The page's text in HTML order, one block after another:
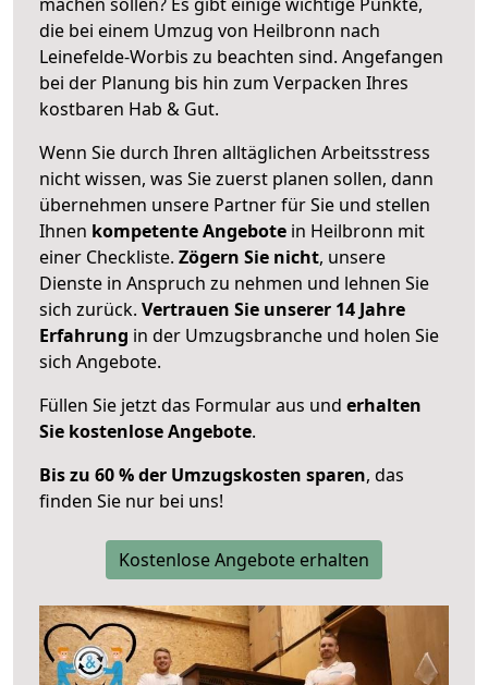
die bei einem Umzug von Heilbronn nach
Leinefelde-Worbis zu beachten sind. Angefangen
bei der Planung bis hin zum Verpacken Ihres
kostbaren Hab & Gut.
Wenn Sie durch Ihren alltäglichen Arbeitsstress
nicht wissen, was Sie zuerst planen sollen, dann
übernehmen unsere Partner für Sie und stellen
Ihnen kompetente Angebote in Heilbronn mit
einer Checkliste. Zögern Sie nicht, unsere
Dienste in Anspruch zu nehmen und lehnen Sie
sich zurück. Vertrauen Sie unserer 14 Jahre
Erfahrung in der Umzugsbranche und holen Sie
sich Angebote.
Füllen Sie jetzt das Formular aus und erhalten
Sie kostenlose Angebote.
Bis zu 60 % der Umzugskosten sparen, das
finden Sie nur bei uns!
Kostenlose Angebote erhalten